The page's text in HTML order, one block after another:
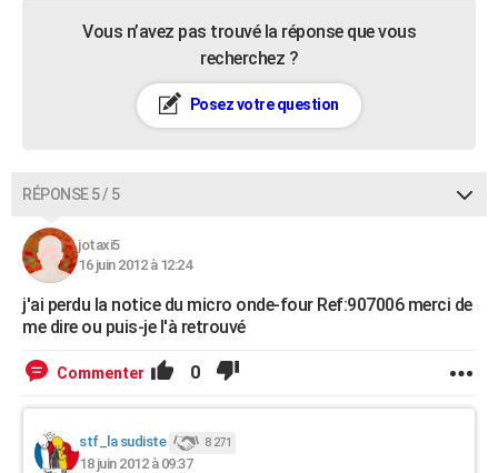
Vous n’avez pas trouvé la réponse que vous
recherchez ?
Posez votre question
RÉPONSE 5 / 5
jotaxi5
16 juin 2012 à 12:24
j'ai perdu la notice du micro onde-four Ref:907006 merci de
me dire ou puis-je l'à retrouvé
Commenter 0
stf_la sudiste 8 271
18 juin 2012 à 09:37